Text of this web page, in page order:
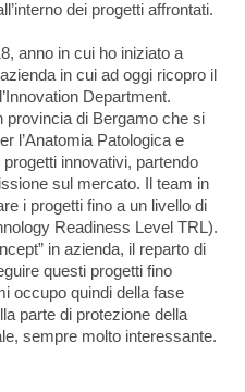
dei progetti affrontati.
anno in cui ho iniziato a
in cui ad oggi ricopro il
Department.
provincia di Bergamo che si
l’Anatomia Patologica e
innovativi, partendo
sul mercato. Il team in
i progetti fino a un livello di
Readiness Level TRL).
in azienda, il reparto di
questi progetti fino
occupo quindi della fase
parte di protezione della
sempre molto interessante.